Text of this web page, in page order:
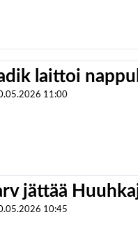
laittoi
11:00
jättää
10:45